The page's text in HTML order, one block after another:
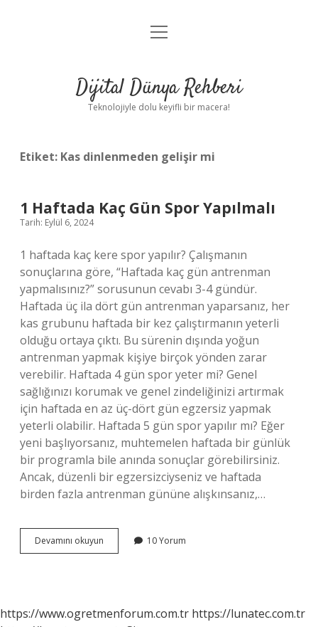
Anasayfa
Yasal Uyarı
menüyü
Dijital Dünya Rehberi
Teknolojiyle dolu keyifli bir macera!
Etiket: Kas dinlenmeden gelişir mi
1 Haftada Kaç Gün Spor Yapılmalı
Tarih: Eylül 6, 2024
1 haftada kaç kere spor yapılır? Çalışmanın
sonuçlarına göre, “Haftada kaç gün antrenman
yapmalısınız?” sorusunun cevabı 3-4 gündür.
Haftada üç ila dört gün antrenman yaparsanız, her
kas grubunu haftada bir kez çalıştırmanın yeterli
olduğu ortaya çıktı. Bu sürenin dışında yoğun
antrenman yapmak kişiye birçok yönden zarar
verebilir. Haftada 4 gün spor yeter mi? Genel
sağlığınızı korumak ve genel zindeliğinizi artırmak
için haftada en az üç-dört gün egzersiz yapmak
yeterli olabilir. Haftada 5 gün spor yapılır mı? Eğer
yeni başlıyorsanız, muhtemelen haftada bir günlük
bir programla bile anında sonuçlar görebilirsiniz.
Ancak, düzenli bir egzersizciyseniz ve haftada
birden fazla antrenman gününe alışkınsanız,…
Devamını okuyun
Haftada
10 Yorum
https://www.ogretmenforum.com.tr https://lunatec.com.tr